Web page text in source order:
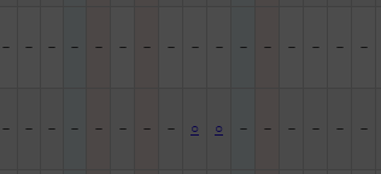
－ － － － － － － － － － － － － － － －
－ － － － － － － － ○ ○ － － － － － －